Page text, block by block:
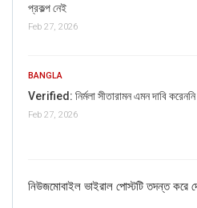
Name
প্রকল্প নেই
Feb 27, 2026
BANGLA
Verified: নির্মলা সীতারামন এমন দাবি
Feb 27, 2026
নিউজমোবাইল ভাইরাল পোস্টটি তদন্ত করে